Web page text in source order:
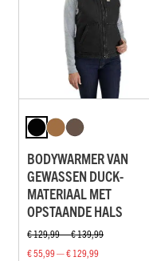
BODYWARMER VAN
GEWASSEN DUCK-
MATERIAAL MET
OPSTAANDE HALS
€ 129,99 — € 139,99
€ 55,99 — € 129,99